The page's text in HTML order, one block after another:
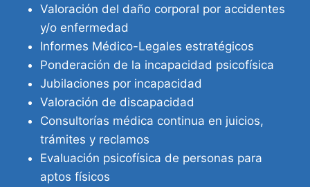
Valoración del daño corporal por accidentes
y/o enfermedad
Informes Médico-Legales estratégicos
Ponderación de la incapacidad psicofísica
Jubilaciones por incapacidad
Valoración de discapacidad
Consultorías médica continua en juicios,
trámites y reclamos
Evaluación psicofísica de personas para
aptos físicos